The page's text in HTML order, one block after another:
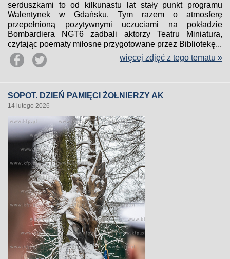
serduszkami to od kilkunastu lat stały punkt programu
Walentynek w Gdańsku. Tym razem o atmosferę
przepełnioną pozytywnymi uczuciami na pokładzie
Bombardiera NGT6 zadbali aktorzy Teatru Miniatura,
czytając poematy miłosne przygotowane przez Bibliotekę...
więcej zdjęć z tego tematu »
SOPOT. DZIEŃ PAMIĘCI ŻOŁNIERZY AK
14 lutego 2026